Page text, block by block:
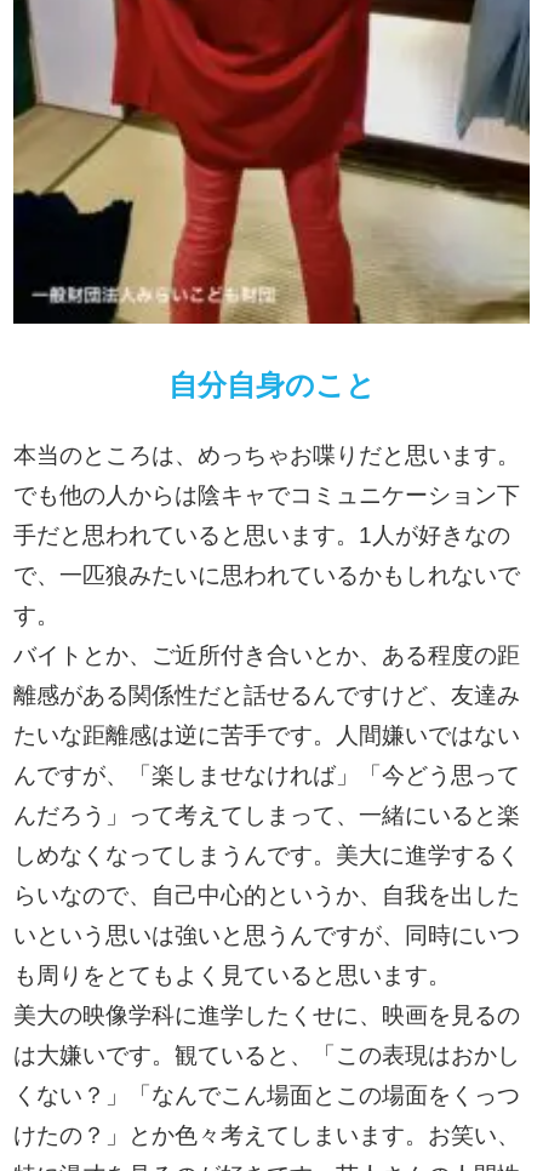
自分自身のこと
本当のところは、めっちゃお喋りだと思います。
でも他の人からは陰キャでコミュニケーション下
手だと思われていると思います。1人が好きなの
で、一匹狼みたいに思われているかもしれないで
す。
バイトとか、ご近所付き合いとか、ある程度の距
離感がある関係性だと話せるんですけど、友達み
たいな距離感は逆に苦手です。人間嫌いではない
んですが、「楽しませなければ」「今どう思って
んだろう」って考えてしまって、一緒にいると楽
しめなくなってしまうんです。美大に進学するく
らいなので、自己中心的というか、自我を出した
いという思いは強いと思うんですが、同時にいつ
も周りをとてもよく見ていると思います。
美大の映像学科に進学したくせに、映画を見るの
は大嫌いです。観ていると、「この表現はおかし
くない？」「なんでこん場面とこの場面をくっつ
けたの？」とか色々考えてしまいます。お笑い、